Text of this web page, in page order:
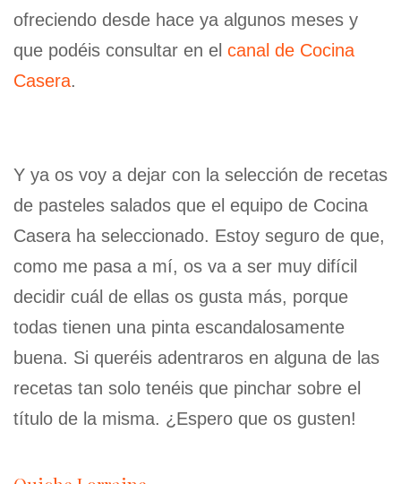
ofreciendo desde hace ya algunos meses y
que podéis consultar en el canal de Cocina
Casera.
Y ya os voy a dejar con la selección de recetas
de pasteles salados que el equipo de Cocina
Casera ha seleccionado. Estoy seguro de que,
como me pasa a mí, os va a ser muy difícil
decidir cuál de ellas os gusta más, porque
todas tienen una pinta escandalosamente
buena. Si queréis adentraros en alguna de las
recetas tan solo tenéis que pinchar sobre el
título de la misma. ¿Espero que os gusten!